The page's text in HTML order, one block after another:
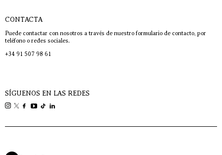
CONTACTA
Puede contactar con nosotros a través de nuestro formulario de contacto, por
teléfono o redes sociales.
+34 91 507 98 61
SÍGUENOS EN LAS REDES